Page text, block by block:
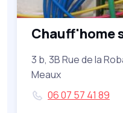
Chauff'home
3 b, 3B Rue de la
Meaux
06 07 57 41 89